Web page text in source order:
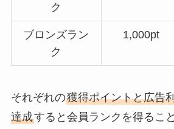
ク
ブロンズラン
ク
1,000pt
それぞれの獲得ポイントと広告
達成すると会員ランクを得るこ